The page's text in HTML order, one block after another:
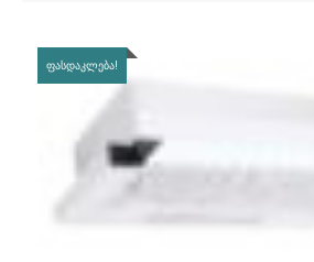
ᲤᲐᲡᲓᲐᲙᲚᲔᲑᲐ!